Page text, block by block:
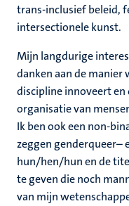
trans-inclusief beleid,
intersectionele kunst.
Mijn langdurige
danken aan de
discipline innoveert
organisatie van
Ik ben ook een non-
zeggen genderqueer–
hun/hen/hun en de
te geven die noch
van mijn